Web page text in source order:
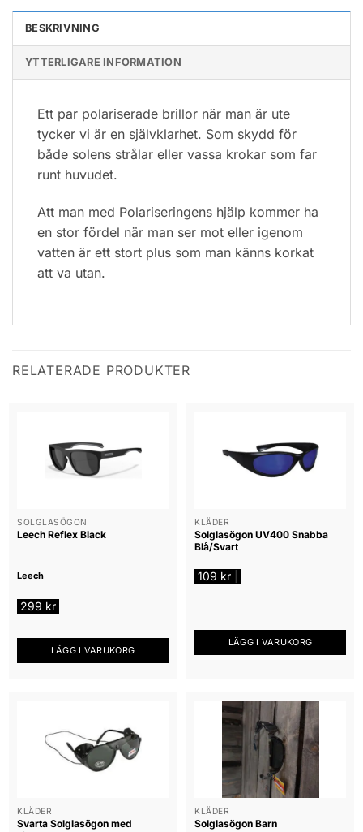
BESKRIVNING
YTTERLIGARE INFORMATION
Ett par polariserade brillor när man är ute
tycker vi är en självklarhet. Som skydd för
både solens strålar eller vassa krokar som far
runt huvudet.
Att man med Polariseringens hjälp kommer ha
en stor fördel när man ser mot eller igenom
vatten är ett stort plus som man känns korkat
att va utan.
RELATERADE PRODUKTER
SOLGLASÖGON
Leech Reflex Black
Leech
299 kr
LÄGG I VARUKORG
KLÄDER
Solglasögon UV400 Snabba
Blå/Svart
109 kr
LÄGG I VARUKORG
KLÄDER
Svarta Solglasögon med
KLÄDER
Solglasögon Barn